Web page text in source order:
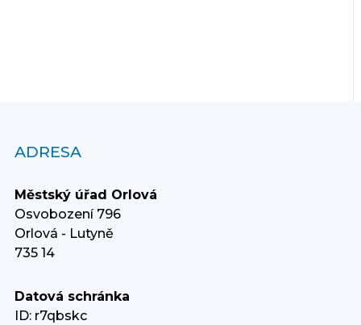
ADRESA
Městský úřad Orlová
Osvobození 796
Orlová - Lutyně
735 14
Datová schránka
ID: r7qbskc